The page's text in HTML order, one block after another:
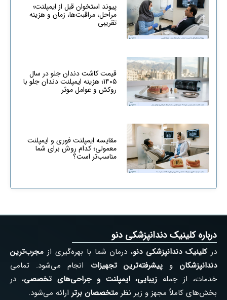
پیوند استخوان قبل از ایمپلنت؛
مراحل، مراقبت‌ها، زمان و هزینه
تقریبی
قیمت کاشت دندان جلو در سال
۱۴۰۵؛ هزینه ایمپلنت دندان جلو با
روکش و عوامل موثر
مقایسه ایمپلنت فوری و ایمپلنت
معمولی؛ کدام روش برای شما
مناسب‌تر است؟
درباره کلینیک دندانپزشکی دنو
درکلینیک دندانپزشکی دنو، درمان شما با بهره‌گیری از مجرب‌ترین
دندانپزشکان وپیشرفته‌ترین تجهیزات انجام می‌شود. تمامی
خدمات، از جمله زیبایی، ایمپلنت و جراحی‌های تخصصی، در
بخش‌های کاملاً مجهز و زیر نظر متخصصان برتر ارائه می‌شود.